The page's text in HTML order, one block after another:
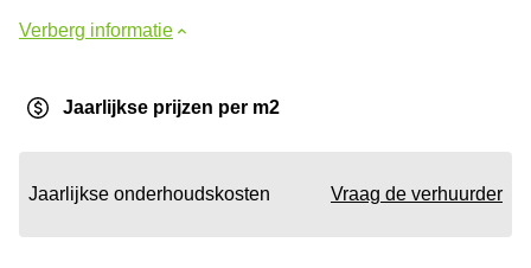
Verberg informatie
Jaarlijkse prijzen per m2
Jaarlijkse onderhoudskosten Vraag de verhuurder